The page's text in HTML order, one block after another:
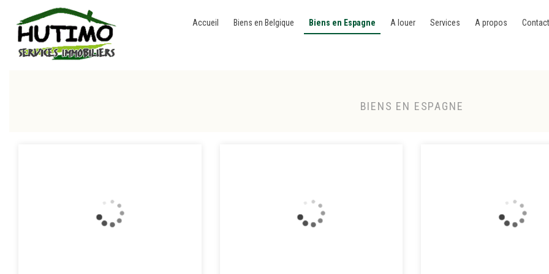
Accueil Biens en Belgique Biens en Espagne A louer Services A propos
BIENS EN ESPAGNE